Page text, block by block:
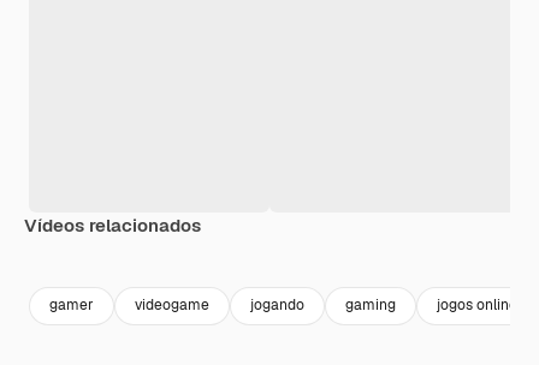
Vídeos relacionados
gamer videogame jogando gaming jogos online